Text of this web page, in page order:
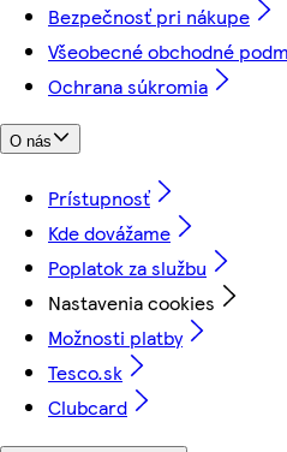
Bezpečnosť pri nákupe
Všeobecné obchodné
Ochrana súkromia
O nás
Prístupnosť
Kde dovážame
Poplatok za službu
Nastavenia cookies
Možnosti platby
Tesco.sk
Clubcard